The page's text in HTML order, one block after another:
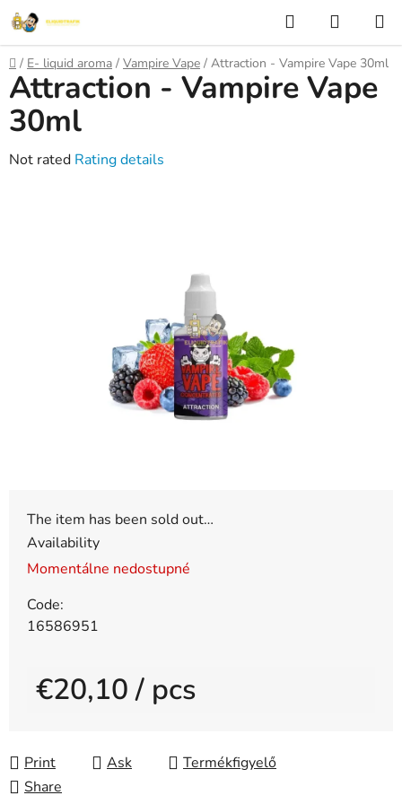
Skip
to
content
Search
CART
Home
/ E- liquid aroma / Vampire Vape / Attraction - Vampire Vape 30ml
The item has been sold out…
Availability
Momentálne nedostupné
Code:
16586951
€20,10/ pcs
Print
Ask
Share
Attraction - Vampire Vape
30ml
The
Not rated Rating details